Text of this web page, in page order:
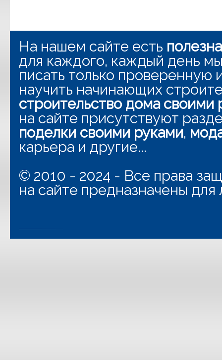
На нашем сайте есть
для каждого, каждый день
писать только
научить начинающих
строительство дома своими
на сайте присутствуют
поделки своими руками,
карьера и другие...
© 2010 - 2024 - Все права
на сайте предназначены для